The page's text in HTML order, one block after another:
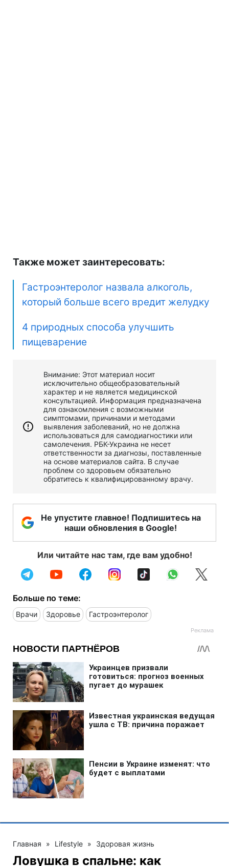
Также может заинтересовать:
Гастроэнтеролог назвала алкоголь,
который больше всего вредит желудку
4 природных способа улучшить
пищеварение
Внимание: Этот материал носит
исключительно общеобразовательный
характер и не является медицинской
консультацией. Информация предназначена
для ознакомления с возможными
симптомами, причинами и методами
выявления заболеваний, но не должна
использоваться для самодиагностики или
самолечения. РБК-Украина не несет
ответственности за диагнозы, поставленные
на основе материалов сайта. В случае
проблем со здоровьем обязательно
обратитесь к квалифицированному врачу.
Не упустите главное! Подпишитесь на
наши обновления в Google!
Или читайте нас там, где вам удобно!
Больше по теме:
Врачи Здоровье Гастроэнтеролог
Главная » Lifestyle » Здоровая жизнь
Ловушка в спальне: как